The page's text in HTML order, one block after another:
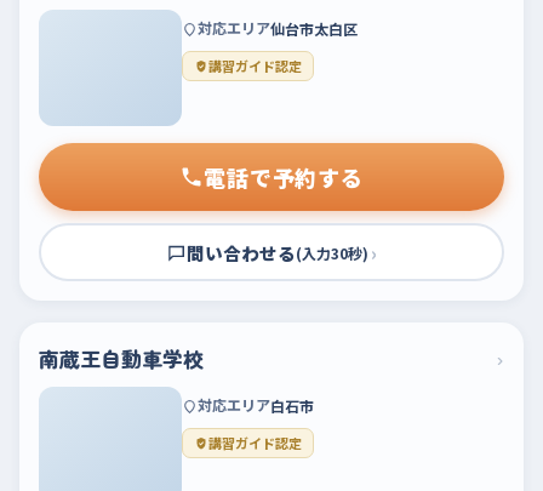
対応エリア仙台市太白区
講習ガイド認定
電話で予約する
問い合わせる(入力30秒) ›
南蔵王自動車学校 ›
対応エリア白石市
講習ガイド認定